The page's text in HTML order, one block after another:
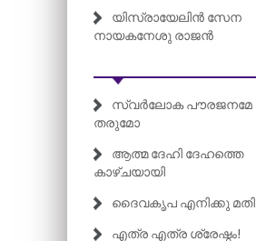
യിസ്രായേലിൻ സേന
നായകനേശു രാജൻ
സ്വർലോക പൗരജനമേ
തരുമോ
ആത്മ ദേഹി ദേഹത്തെ
കാഴ്ചയായി
ദൈവകൃപ എനിക്കു മതി
എത്ര എത്ര ശ്രേഷ്ഠം!